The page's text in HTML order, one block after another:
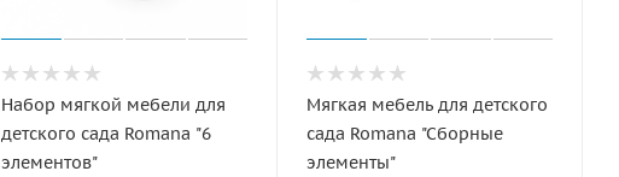
Набор мягкой мебели для
детского сада Romana "6
элементов"
Мягкая мебель для детского
сада Romana "Сборные
элементы"